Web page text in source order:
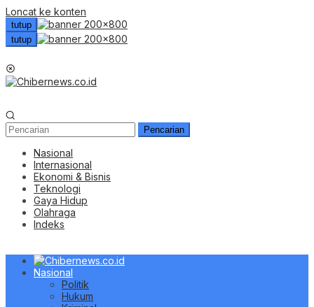
Loncat ke konten
tutup
tutup
Pencarian
Nasional
Internasional
Ekonomi & Bisnis
Teknologi
Gaya Hidup
Olahraga
Indeks
Nasional
Politik
Hukum